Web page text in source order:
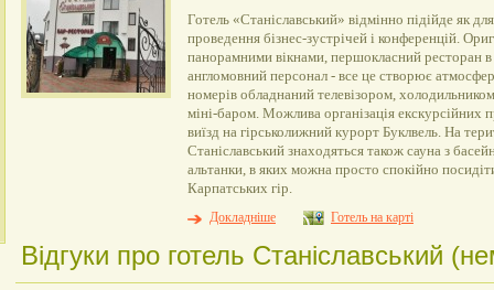
Готель «Станіславський» відмінно підійде як
проведення бізнес-зустрічей і конференцій.
панорамними вікнами, першокласний ресторан в
англомовний персонал - все це створює
номерів обладнаний телевізором,
міні-баром. Можлива організація екскурсійних
виїзд на гірськолижний курорт Буклвель. На
Станіславський знаходяться також сауна з
альтанки, в яких можна просто спокійно
Карпатських гір.
Докладніше
Готель на карті
Відгуки про готель Станіславський